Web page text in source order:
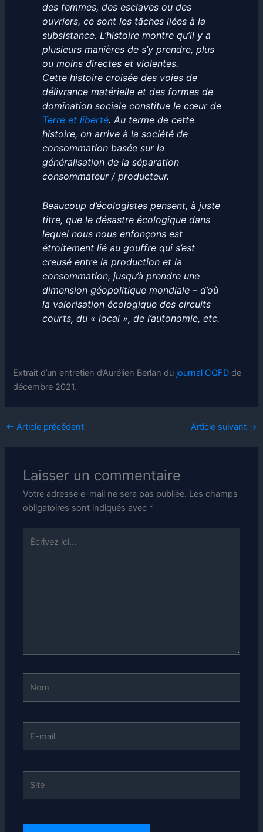
des femmes, des esclaves ou des
ouvriers, ce sont les tâches liées à la
subsistance. L’histoire montre qu’il y a
plusieurs manières de s’y prendre, plus
ou moins directes et violentes.
Cette histoire croisée des voies de
délivrance matérielle et des formes de
domination sociale constitue le cœur de
Terre et liberté. Au terme de cette
histoire, on arrive à la société de
consommation basée sur la
généralisation de la séparation
consommateur / producteur.
Beaucoup d’écologistes pensent, à juste
titre, que le désastre écologique dans
lequel nous nous enfonçons est
étroitement lié au gouffre qui s’est
creusé entre la production et la
consommation, jusqu’à prendre une
dimension géopolitique mondiale – d’où
la valorisation écologique des circuits
courts, du « local », de l’autonomie, etc.
Extrait d’un entretien d’Aurélien Berlan du journal CQFD de
décembre 2021.
← Article précédent Article suivant →
Laisser un commentaire
Votre adresse e-mail ne sera pas publiée. Les champs
obligatoires sont indiqués avec *
Écrivez
ici…
mail